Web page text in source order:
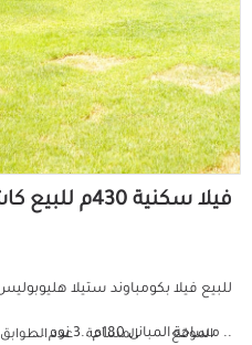
فيلا سكنية 430م للبيع كاش بالشروق القاهرة
.. مساحة المبانى 180م ..3 نوم ...
الموقع المساحة عدد الطوابق